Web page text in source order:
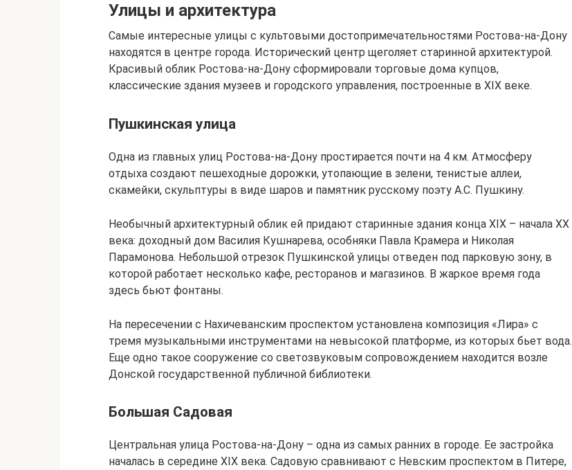
Улицы и архитектура
Самые интересные улицы с культовыми достопримечательностями Ростова-на-Дону
находятся в центре города. Исторический центр щеголяет старинной архитектурой.
Красивый облик Ростова-на-Дону сформировали торговые дома купцов,
классические здания музеев и городского управления, построенные в XIX веке.
Пушкинская улица
Одна из главных улиц Ростова-на-Дону простирается почти на 4 км. Атмосферу
отдыха создают пешеходные дорожки, утопающие в зелени, тенистые аллеи,
скамейки, скульптуры в виде шаров и памятник русскому поэту А.С. Пушкину.
Необычный архитектурный облик ей придают старинные здания конца XIX – начала XX
века: доходный дом Василия Кушнарева, особняки Павла Крамера и Николая
Парамонова. Небольшой отрезок Пушкинской улицы отведен под парковую зону, в
которой работает несколько кафе, ресторанов и магазинов. В жаркое время года
здесь бьют фонтаны.
На пересечении с Нахичеванским проспектом установлена композиция «Лира» с
тремя музыкальными инструментами на невысокой платформе, из которых бьет вода.
Еще одно такое сооружение со светозвуковым сопровождением находится возле
Донской государственной публичной библиотеки.
Большая Садовая
Центральная улица Ростова-на-Дону – одна из самых ранних в городе. Ее застройка
началась в середине XIX века. Садовую сравнивают с Невским проспектом в Питере,